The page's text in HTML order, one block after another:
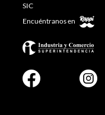
SIC
Encuéntranos en